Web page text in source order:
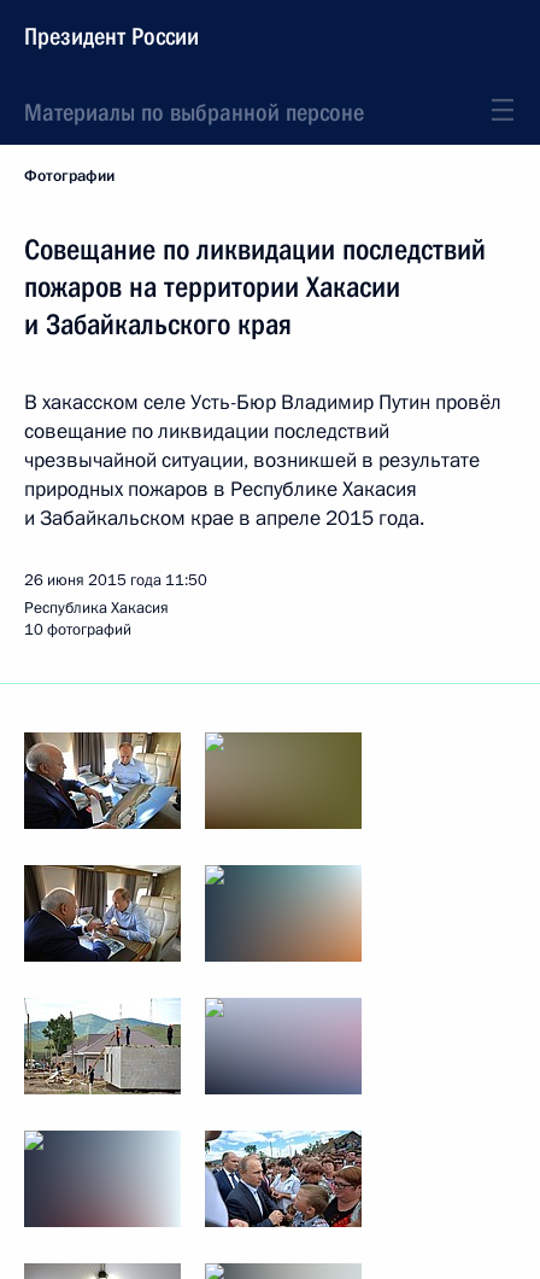
Президент России
Материалы по выбранной персоне
Фотографии
Совещание по ликвидации последствий
пожаров на территории Хакасии
и Забайкальского края
В хакасском селе Усть-Бюр Владимир Путин провёл
совещание по ликвидации последствий
чрезвычайной ситуации, возникшей в результате
природных пожаров в Республике Хакасия
и Забайкальском крае в апреле 2015 года.
26 июня 2015 года 11:50
Республика Хакасия
10 фотографий